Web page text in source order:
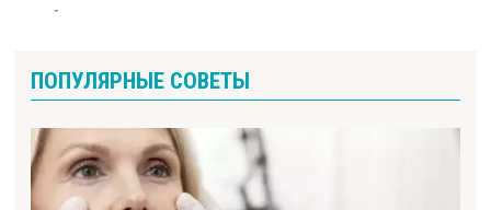
ПОПУЛЯРНЫЕ СОВЕТЫ